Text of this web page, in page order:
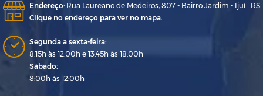
Endereço: Rua Laureano de Medeiros, 807 - Bairro Jardim - Ijuí | RS
Clique no endereço para ver no mapa.
Segunda a sexta-feira:
8:15h às 12:00h e 13:45h às 18:00h
Sábado:
8:00h às 12:00h